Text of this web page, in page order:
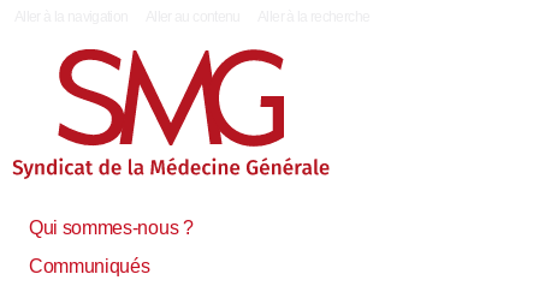
Qui sommes-nous ?
Communiqués